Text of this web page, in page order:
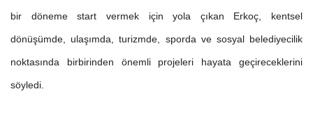
bir döneme start vermek için yola çıkan Erkoç, kentsel
dönüşümde, ulaşımda, turizmde, sporda ve sosyal belediyecilik
noktasında birbirinden önemli projeleri hayata geçireceklerini
söyledi.